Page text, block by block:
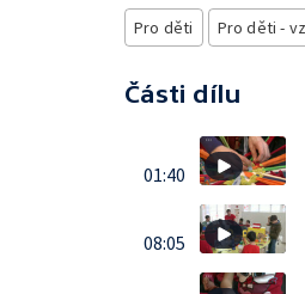
Pro děti Pro děti -
Části dílu
01:40
08:05